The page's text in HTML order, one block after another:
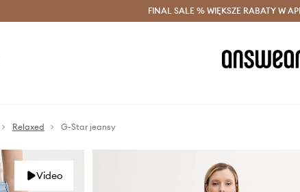
Oszczędzaj z Answear Club > Dostawa
FINAL SALE % WIĘKSZE RABATY W
Relaxed G-Star jeansy
Video